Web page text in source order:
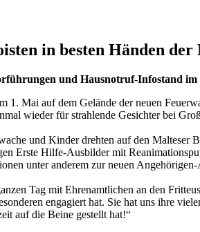
in besten Händen der
und Hausnotruf-Infostand im
1. Mai auf dem Gelände der neuen
wieder für strahlende Gesichter bei
und Kinder drehten auf den
Erste Hilfe-Ausbilder mit
unter anderem zur neuen
Tag mit Ehrenamtlichen an den
engagiert hat. Sie hat uns ihre
auf die Beine gestellt hat!“